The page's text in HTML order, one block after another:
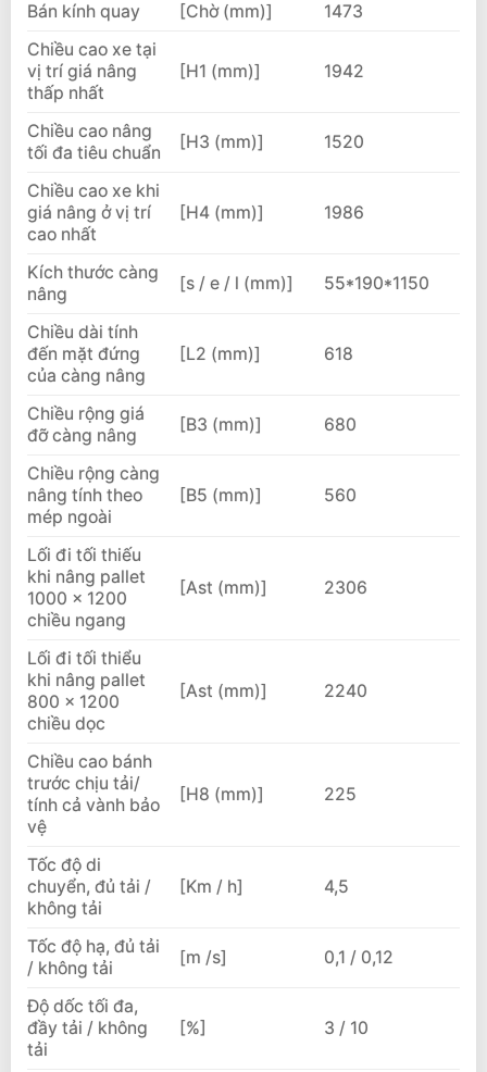
Bán kính quay [Chờ (mm)]
1473
Chiều cao xe tại
vị trí giá nâng
thấp nhất
[H1 (mm)] 1942
Chiều cao nâng
tối đa tiêu chuẩn
[H3 (mm)] 1520
Chiều cao xe khi
giá nâng ở vị trí
cao nhất
[H4 (mm)] 1986
Kích thước càng
nâng
[s / e / l (mm)] 55*190*1150
Chiều dài tính
đến mặt đứng
của càng nâng
[L2 (mm)] 618
Chiều rộng giá
đỡ càng nâng
[B3 (mm)] 680
Chiều rộng càng
nâng tính theo
mép ngoài
[B5 (mm)] 560
Lối đi tối thiếu
khi nâng pallet
1000 × 1200
chiều ngang
[Ast (mm)] 2306
Lối đi tối thiểu
khi nâng pallet
800 × 1200
chiều dọc
[Ast (mm)] 2240
Chiều cao bánh
trước chịu tải/
tính cả vành bảo
vệ
[H8 (mm)] 225
Tốc độ di
chuyển, đủ tải /
không tải
[Km / h] 4,5
Tốc độ hạ, đủ tải
/ không tải
[m /s] 0,1 / 0,12
Độ dốc tối đa,
đầy tải / không
tải
[%] 3 / 10